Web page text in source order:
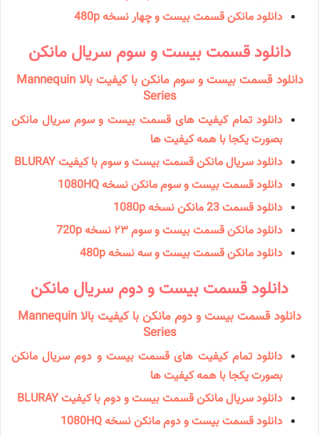
دانلود مانكن قسمت بیست و چهار نسخه 480p
دانلود قسمت بیست و سوم سریال مانكن
دانلود قسمت بیست و سوم مانکن با کیفیت بالا Mannequin
Series
دانلود تمام کیفیت های قسمت بیست و سوم سریال مانکن
بصورت یکجا با همه کیفیت ها
دانلود سریال مانكن قسمت بیست و سوم با کیفیت BLURAY
دانلود قسمت بیست و سوم مانکن نسخه 1080HQ
دانلود قسمت 23 مانكن نسخه 1080p
دانلود مانكن قسمت بیست و سوم ۲۳ نسخه 720p
دانلود مانكن قسمت بیست و سه نسخه 480p
دانلود قسمت بیست و دوم سریال مانكن
دانلود قسمت بیست و دوم مانکن با کیفیت بالا Mannequin
Series
دانلود تمام کیفیت های قسمت بیست و دوم سریال مانکن
بصورت یکجا با همه کیفیت ها
دانلود سریال مانكن قسمت بیست و دوم با کیفیت BLURAY
دانلود قسمت بیست و دوم مانکن نسخه 1080HQ